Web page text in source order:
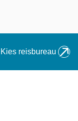
Kies reisbureau